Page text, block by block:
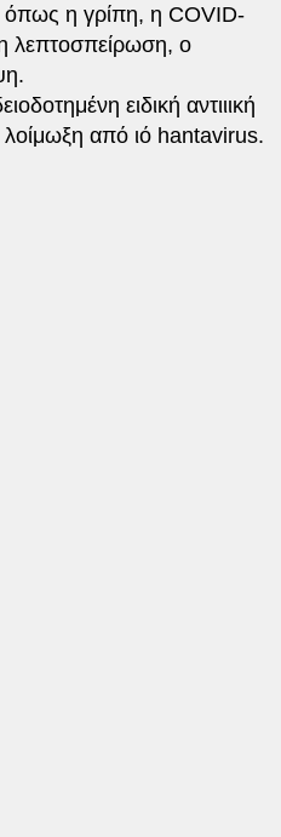
όπως η γρίπη, η COVID-
λεπτοσπείρωση, ο
ειδική αντιιική
λοίμωξη από ιό hantavirus.